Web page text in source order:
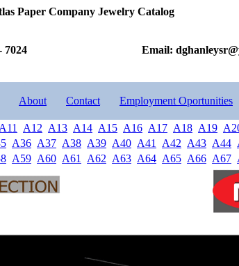
Paper Company Jewelry Catalog
7024 Email:
About Contact Employment Oportunities
A11 A12 A13 A14 A15 A16 A17 A18 A19
A36 A37 A38 A39 A40 A41 A42 A43 A44
A59 A60 A61 A62 A63 A64 A65 A66 A67